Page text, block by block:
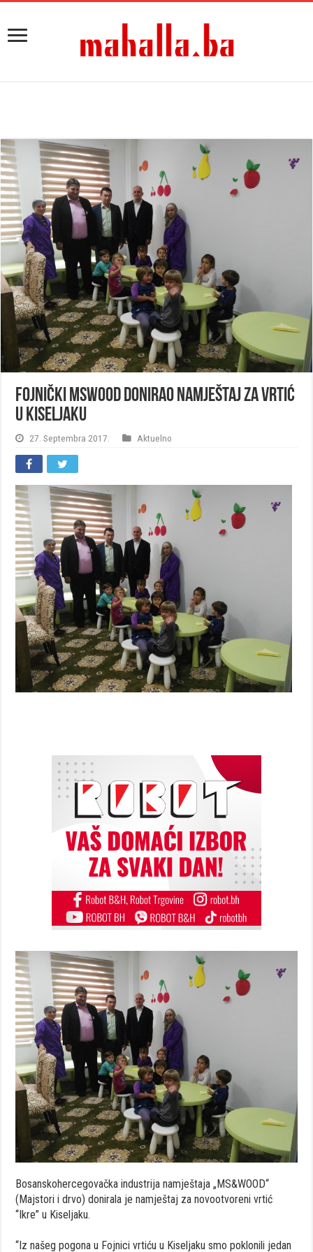
Fojnički MSWOOD donirao namještaj za vrtić
u Kiseljaku
27. Septembra 2017. Aktuelno
Bosanskohercegovačka industrija namještaja „MS&WOOD“
(Majstori i drvo) donirala je namještaj za novootvoreni vrtić
“Ikre” u Kiseljaku.
“Iz našeg pogona u Fojnici vrtiću u Kiseljaku smo poklonili jedan